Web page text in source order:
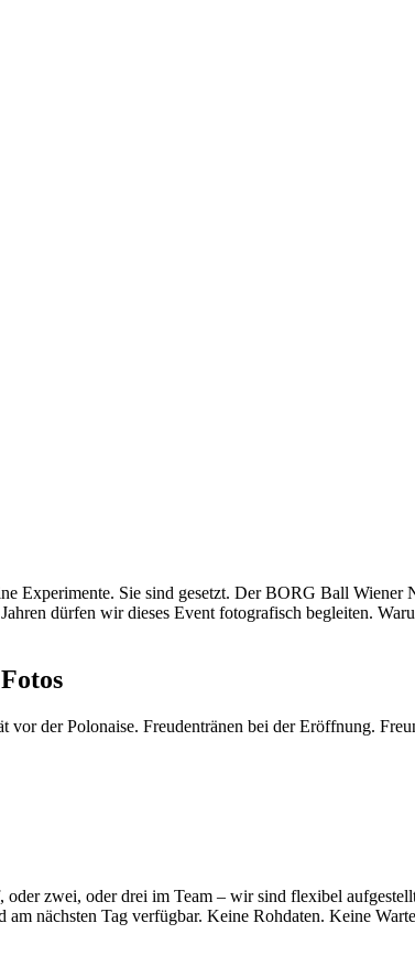
Experimente. Sie sind gesetzt. Der BORG Ball
dürfen wir dieses Event fotografisch begleiten.
vor der Polonaise. Freudentränen bei der Eröffnung.
zwei, oder drei im Team – wir sind flexibel
nächsten Tag verfügbar. Keine Rohdaten. Keine